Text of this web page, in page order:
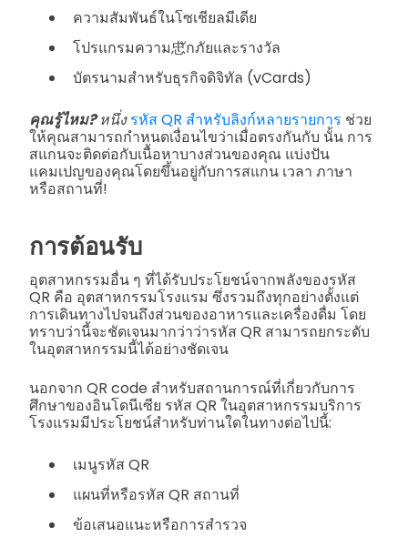
ความสัมพันธ์ในโซเชียลมีเดีย
โปรแกรมความ忠ักภัยและรางวัล
บัตรนามสำหรับธุรกิจดิจิทัล (vCards)
คุณรู้ไหม?หนึ่งรหัส QR สำหรับลิงก์หลายรายการ ช่วย
ให้คุณสามารถกำหนดเงื่อนไขว่าเมื่อตรงกันกับ นั้น การ
สแกนจะติดต่อกับเนื้อหาบางส่วนของคุณ แบ่งปัน
แคมเปญของคุณโดยขึ้นอยู่กับการสแกน เวลา ภาษา
หรือสถานที่!
การต้อนรับ
อุตสาหกรรมอื่น ๆ ที่ได้รับประโยชน์จากพลังของรหัส
QR คือ อุตสาหกรรมโรงแรม ซึ่งรวมถึงทุกอย่างตั้งแต่
การเดินทางไปจนถึงส่วนของอาหารและเครื่องดื่ม โดย
ทราบว่านี้จะชัดเจนมากว่าว่ารหัส QR สามารถยกระดับ
ในอุตสาหกรรมนี้ได้อย่างชัดเจน
นอกจาก QR code สำหรับสถานการณ์ที่เกี่ยวกับการ
ศึกษาของอินโดนีเซีย รหัส QR ในอุตสาหกรรมบริการ
โรงแรมมีประโยชน์สำหรับท่านใดในทางต่อไปนี้:
เมนูรหัส QR
แผนที่หรือรหัส QR สถานที่
ข้อเสนอแนะหรือการสำรวจ